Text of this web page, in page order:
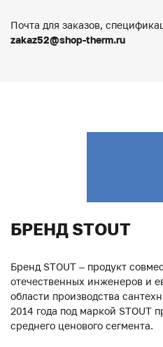
Почта для заказов,
zakaz52@shop-therm.ru
БРЕНД STOUT
Бренд STOUT – продукт
отечественных инженеров и
области производства
2014 года под маркой STOUT
среднего ценового сегмента.